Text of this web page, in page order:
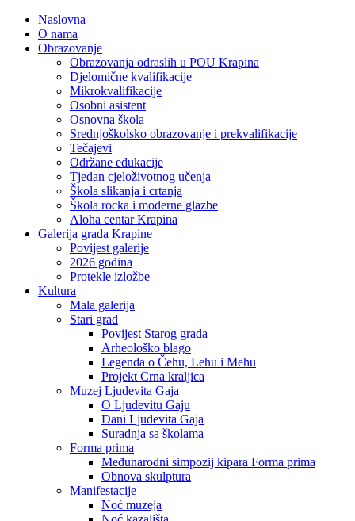
Naslovna
O nama
Obrazovanje
Obrazovanja odraslih u POU Krapina
Djelomične kvalifikacije
Mikrokvalifikacije
Osobni asistent
Osnovna škola
Srednjoškolsko obrazovanje i prekvalifikacije
Tečajevi
Održane edukacije
Tjedan cjeloživotnog učenja
Škola slikanja i crtanja
Škola rocka i moderne glazbe
Aloha centar Krapina
Galerija grada Krapine
Povijest galerije
2026 godina
Protekle izložbe
Kultura
Mala galerija
Stari grad
Povijest Starog grada
Arheološko blago
Legenda o Čehu, Lehu i Mehu
Projekt Crna kraljica
Muzej Ljudevita Gaja
O Ljudevitu Gaju
Dani Ljudevita Gaja
Suradnja sa školama
Forma prima
Međunarodni simpozij kipara Forma prima
Obnova skulptura
Manifestacije
Noć muzeja